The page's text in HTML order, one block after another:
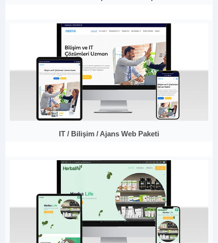
IT / Bilişim / Ajans Web Paketi